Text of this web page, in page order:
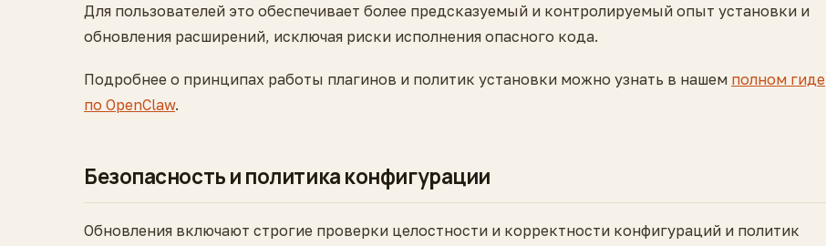
Для пользователей это обеспечивает более предсказуемый и контролируемый опыт установки и
обновления расширений, исключая риски исполнения опасного кода.
Подробнее о принципах работы плагинов и политик установки можно узнать в нашем полном гиде
по OpenClaw.
Безопасность и политика конфигурации
Обновления включают строгие проверки целостности и корректности конфигураций и политик